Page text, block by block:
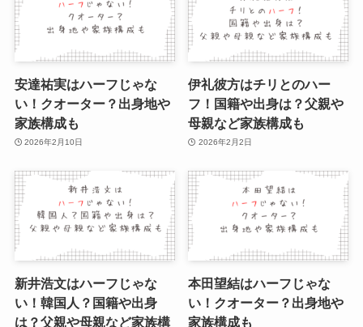
安達祐実はハーフじゃな
い！クオーター？出身地や
家族構成も
2026年2月10日
伊礼彼方はチリとのハー
フ！国籍や出身は？父親や
母親など家族構成も
2026年2月2日
新井浩文はハーフじゃな
い！韓国人？国籍や出身
は？父親や母親など家族構
本田望結はハーフじゃな
い！クオーター？出身地や
家族構成も